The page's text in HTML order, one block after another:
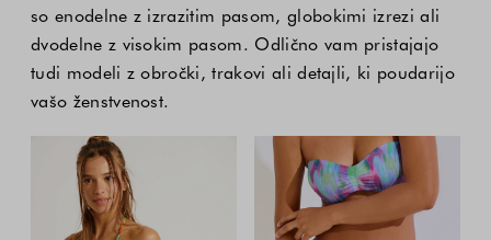
so enodelne z izrazitim pasom, globokimi izrezi ali
dvodelne z visokim pasom. Odlično vam pristajajo
tudi modeli z obročki, trakovi ali detajli, ki poudarijo
vašo ženstvenost.